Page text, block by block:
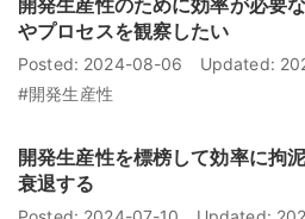
開発生産性のために効率が必要
やプロセスを観察したい
Posted: 2024-08-06 Updated:
#開発生産性
開発生産性を標榜して効率に拘
衰退する